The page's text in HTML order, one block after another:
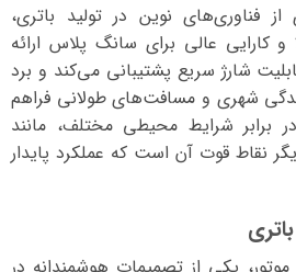
فناوری‌های نوین در تولید باتری،
کارایی عالی برای سانگ پلاس ارائه
شارژ سریع پشتیبانی می‌کند و برد
شهری و مسافت‌های طولانی فراهم
برابر شرایط محیطی مختلف، مانند
نقاط قوت آن است که عملکرد پایدار